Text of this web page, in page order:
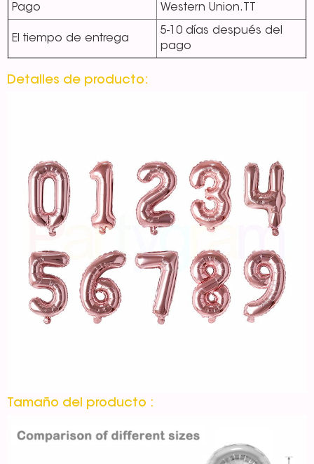
Pago Western Union.TT
El tiempo de entrega
5-10 días después del
pago
Detalles de producto:
Tamaño del producto :